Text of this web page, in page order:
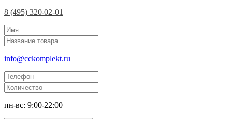
8 (495) 320-02-01
info@cckomplekt.ru
пн-вс: 9:00-22:00